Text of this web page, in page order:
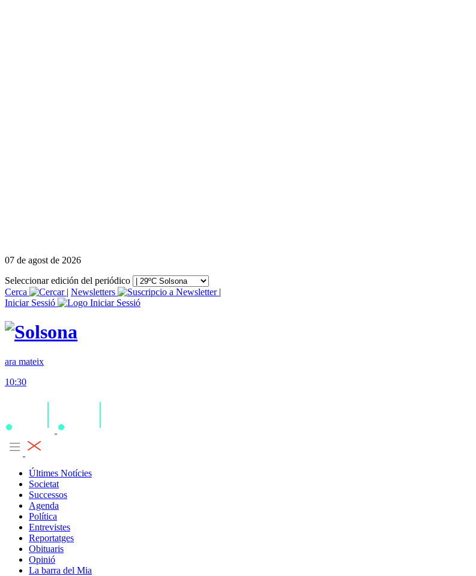
07 de agost de 2026
Seleccionar edición del periódico
Cerca
| Newsletters
|
Iniciar Sessió
ara mateix
10:30
Últimes Notícies
Societat
Successos
Agenda
Política
Entrevistes
Reportatges
Obituaris
Opinió
La barra del Mia